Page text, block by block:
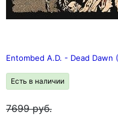
Entombed A.D. - Dead Dawn
Есть в наличии
7699руб.